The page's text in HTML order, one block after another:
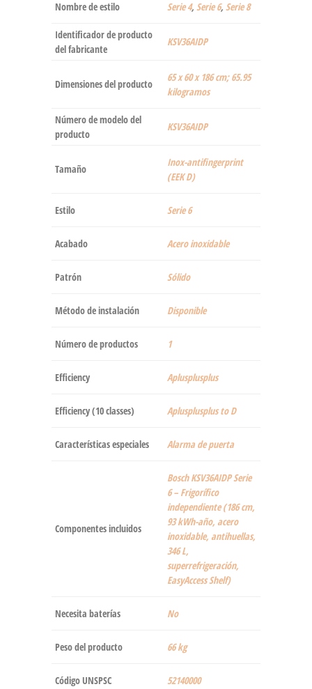
Nombre de estilo Serie 4, Serie 6, Serie 8
Identificador de producto
del fabricante
‎KSV36AIDP
Dimensiones del producto
‎65 x 60 x 186 cm; 65.95
kilogramos
Número de modelo del
producto
‎KSV36AIDP
Tamaño
‎Inox-antifingerprint
(EEK D)
Estilo ‎Serie 6
Acabado ‎Acero inoxidable
Patrón ‎Sólido
Método de instalación ‎Disponible
Número de productos ‎1
Efficiency ‎Aplusplusplus
Efficiency (10 classes) ‎Aplusplusplus to D
Características especiales ‎Alarma de puerta
Componentes incluidos
‎Bosch KSV36AIDP Serie
6 – Frigorífico
independiente (186 cm,
93 kWh-año, acero
inoxidable, antihuellas,
346 L,
superrefrigeración,
EasyAccess Shelf)
Necesita baterías ‎No
Peso del producto ‎66 kg
Código UNSPSC 52140000